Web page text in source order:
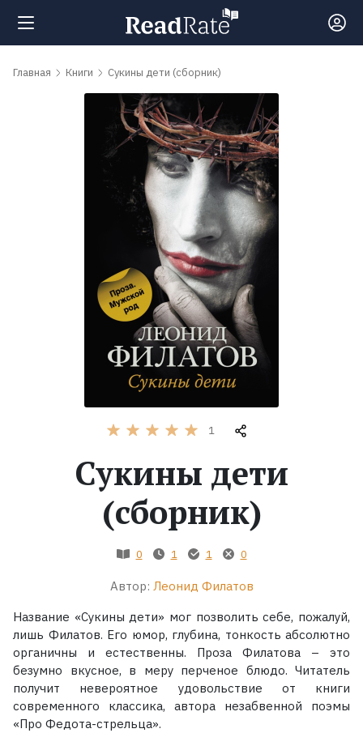
Поиск
обсуждаемые
Экранизации
Главная Книги Сукины дети (сборник)
1
Сукины дети
(сборник)
0 1 1 0
Автор: Леонид Филатов
Название «Сукины дети» мог позволить себе, пожалуй,
лишь Филатов. Его юмор, глубина, тонкость абсолютно
органичны и естественны. Проза Филатова – это
безумно вкусное, в меру перченое блюдо. Читатель
получит невероятное удовольствие от книги
современного классика, автора незабвенной поэмы
«Про Федота-стрельца».